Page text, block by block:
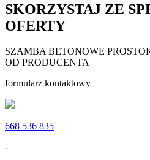
SKORZYSTAJ ZE
OFERTY
SZAMBA BETONOWE
OD PRODUCENTA
formularz kontaktowy
668 536 835
-